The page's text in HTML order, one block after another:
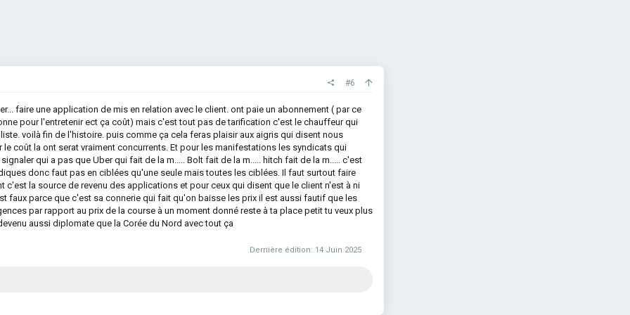
#6
faire une application de mis en relation avec le client. ont paie un abonnement ( par ce
pour l'entretenir ect ça coût) mais c'est tout pas de tarification c'est le chauffeur qui
voilà fin de l'histoire. puis comme ça cela feras plaisir aux aigris qui disent nous
coût la ont serat vraiment concurrents. Et pour les manifestations les syndicats qui
qui a pas que Uber qui fait de la m..... Bolt fait de la m..... hitch fait de la m..... c'est
donc faut pas en ciblées qu'une seule mais toutes les ciblées. Il faut surtout faire
c'est la source de revenu des applications et pour ceux qui disent que le client n'est à ni
faux parce que c'est sa connerie qui fait qu'on baisse les prix il est aussi fautif que les
par rapport au prix de la course à un moment donné reste à ta place petit tu veux plus
aussi diplomate que la Corée du Nord avec tout ça
Dernière édition: 14 Juin 2025